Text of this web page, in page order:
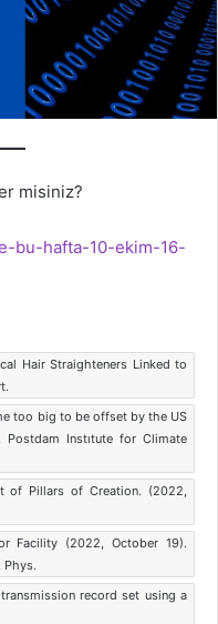
misiniz?
bu-hafta-10-ekim-16-
Hair Straighteners Linked to
too big to be offset by the US
Instıtute for Climate
of Pillars of Creation. (2022,
Facility (2022, October 19).
record set using a